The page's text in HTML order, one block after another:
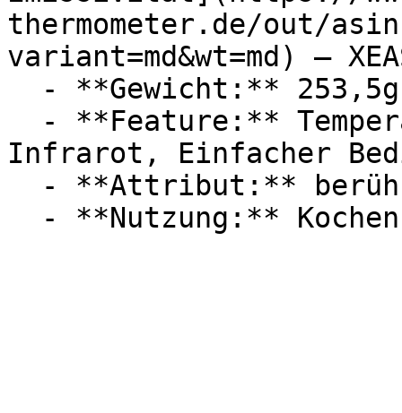
thermometer.de/out/
variant=md&wt=md) —
Infrarot, Einfacher